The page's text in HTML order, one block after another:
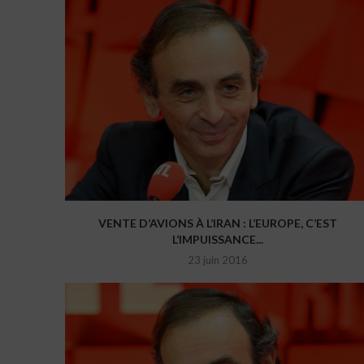
VENTE D’AVIONS À L’IRAN : L’EUROPE, C’EST
L’IMPUISSANCE...
23 juin 2016